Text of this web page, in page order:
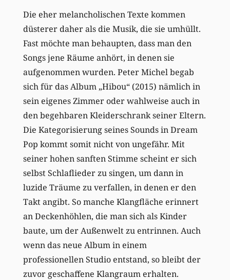
Die eher melancholischen Texte kommen
düsterer daher als die Musik, die sie umhüllt.
Fast möchte man behaupten, dass man den
Songs jene Räume anhört, in denen sie
aufgenommen wurden. Peter Michel begab
sich für das Album „Hibou“ (2015) nämlich in
sein eigenes Zimmer oder wahlweise auch in
den begehbaren Kleiderschrank seiner Eltern.
Die Kategorisierung seines Sounds in Dream
Pop kommt somit nicht von ungefähr. Mit
seiner hohen sanften Stimme scheint er sich
selbst Schlaflieder zu singen, um dann in
luzide Träume zu verfallen, in denen er den
Takt angibt. So manche Klangfläche erinnert
an Deckenhöhlen, die man sich als Kinder
baute, um der Außenwelt zu entrinnen. Auch
wenn das neue Album in einem
professionellen Studio entstand, so bleibt der
zuvor geschaffene Klangraum erhalten.